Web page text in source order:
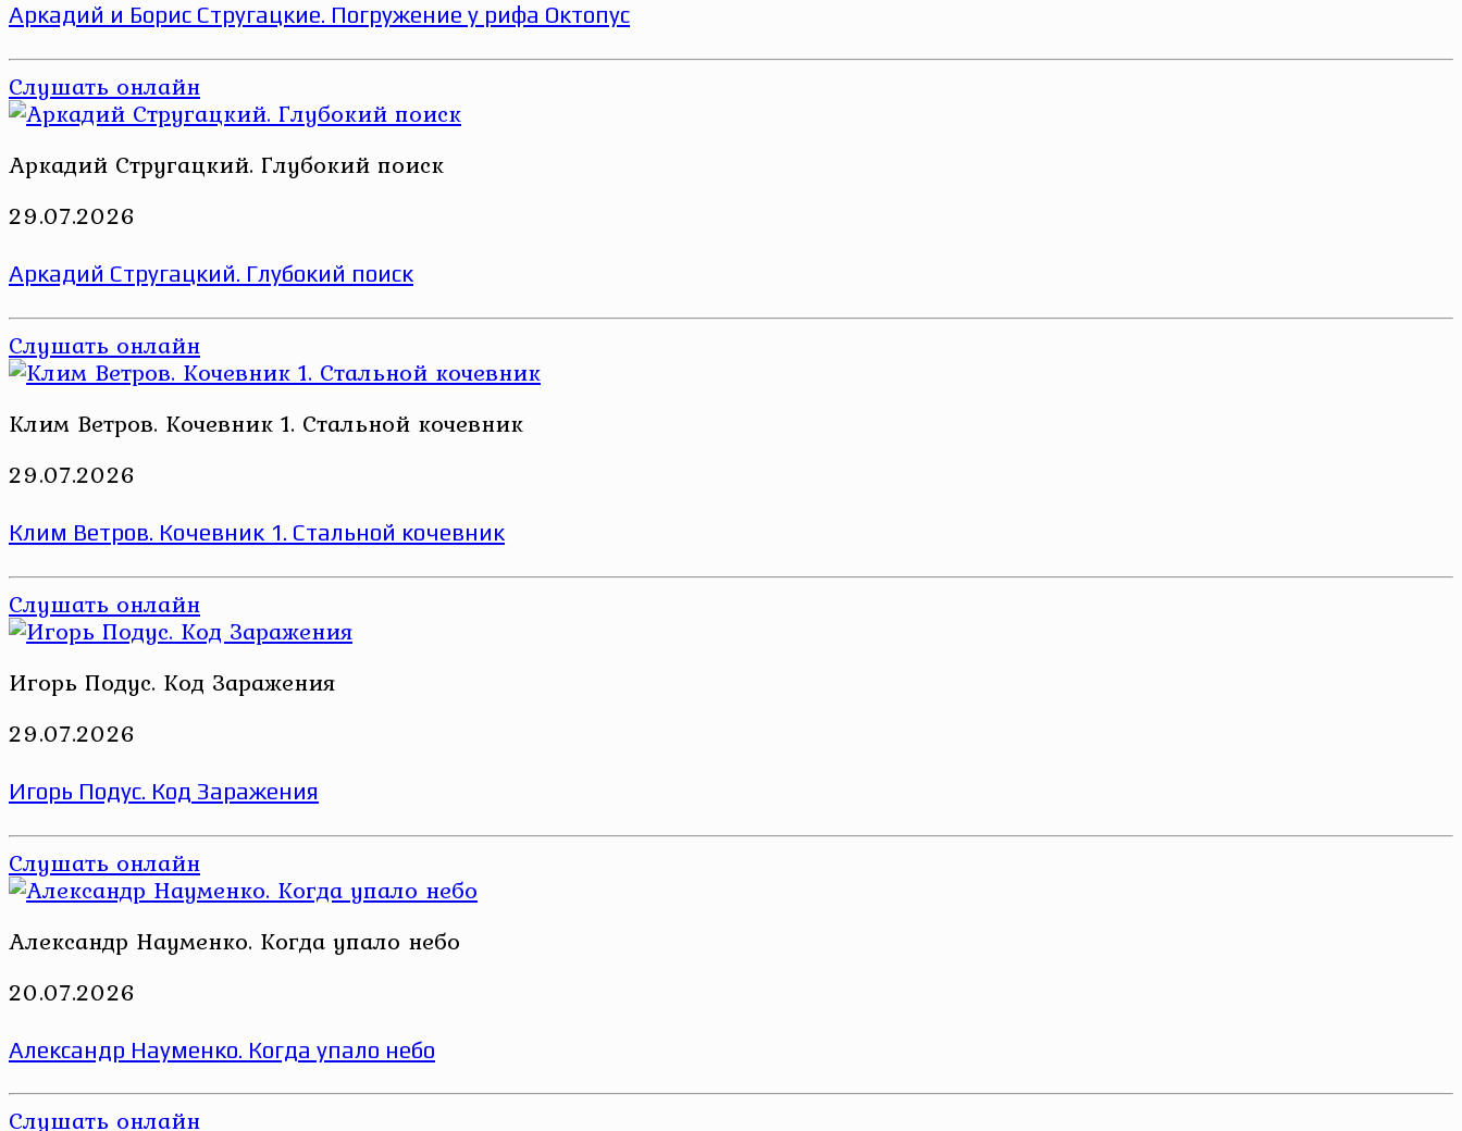
Аркадий и Борис Стругацкие. Погружение у рифа Октопус
Слушать онлайн
Аркадий Стругацкий. Глубокий поиск
29.07.2026
Аркадий Стругацкий. Глубокий поиск
Слушать онлайн
Клим Ветров. Кочевник 1. Стальной кочевник
29.07.2026
Клим Ветров. Кочевник 1. Стальной кочевник
Слушать онлайн
Игорь Подус. Код Заражения
29.07.2026
Игорь Подус. Код Заражения
Слушать онлайн
Александр Науменко. Когда упало небо
20.07.2026
Александр Науменко. Когда упало небо
Слушать онлайн